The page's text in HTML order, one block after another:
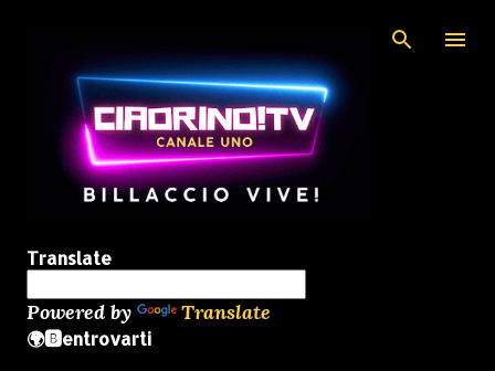
Translate
Powered by Translate
🌍🅱️entrovarti